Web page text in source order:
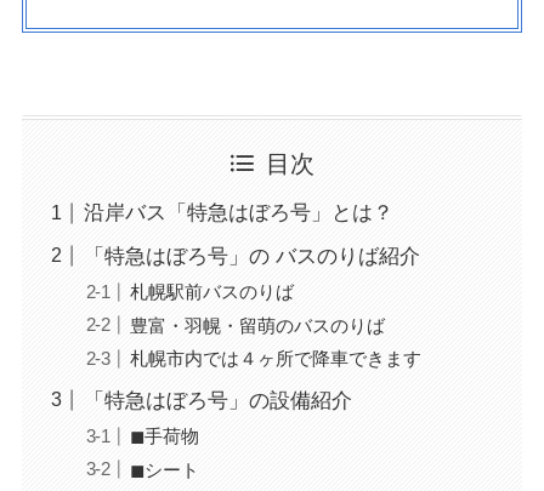
目次
沿岸バス「特急はぼろ号」とは？
「特急はぼろ号」の バスのりば紹介
札幌駅前バスのりば
豊富・羽幌・留萌のバスのりば
札幌市内では４ヶ所で降車できます
「特急はぼろ号」の設備紹介
◼︎手荷物
◼︎シート